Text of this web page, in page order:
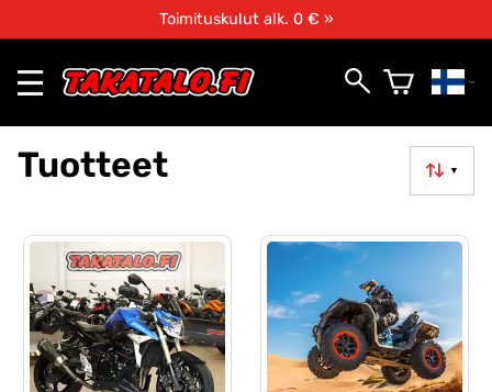
Toimituskulut alk. 0 € »
▼
Tuotteet